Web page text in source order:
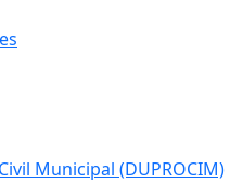
Municipal (DUPROCIM)